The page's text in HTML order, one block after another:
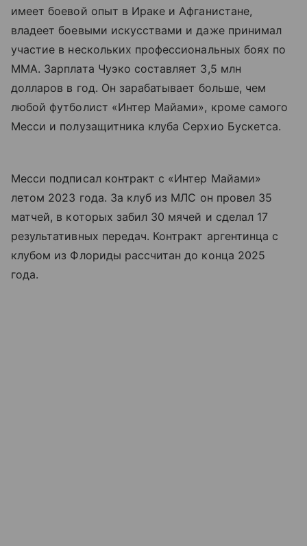
имеет боевой опыт в Ираке и Афганистане,
владеет боевыми искусствами и даже принимал
участие в нескольких профессиональных боях по
ММА. Зарплата Чуэко составляет 3,5 млн
долларов в год. Он зарабатывает больше, чем
любой футболист «Интер Майами», кроме самого
Месси и полузащитника клуба Серхио Бускетса.
Месси подписал контракт с «Интер Майами»
летом 2023 года. За клуб из МЛС он провел 35
матчей, в которых забил 30 мячей и сделал 17
результативных передач. Контракт аргентинца с
клубом из Флориды рассчитан до конца 2025
года.